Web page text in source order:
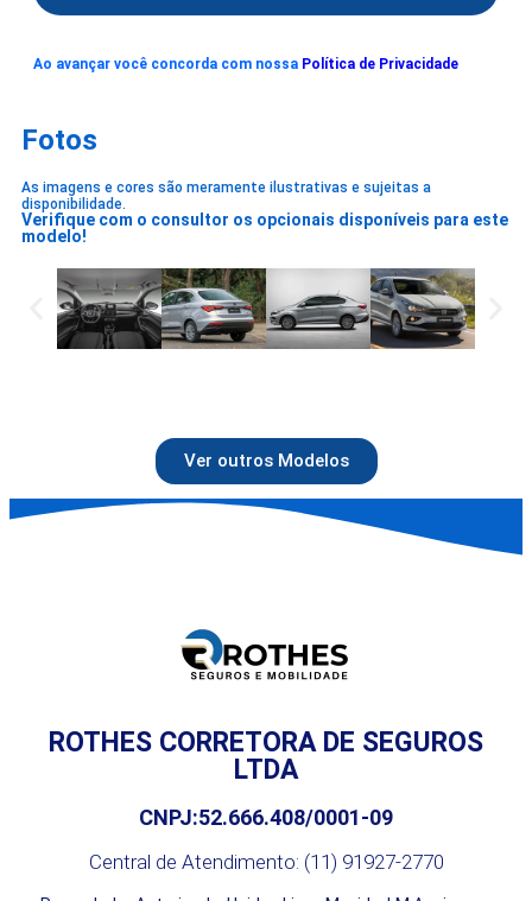
Ao avançar você concorda com nossa Política de Privacidade
Fotos
As imagens e cores são meramente ilustrativas e sujeitas a
disponibilidade.
Verifique com o consultor os opcionais disponíveis para este
modelo!
Ver outros Modelos
ROTHES CORRETORA DE SEGUROS
LTDA
CNPJ:52.666.408/0001-09
Central de Atendimento: (11) 91927-2770